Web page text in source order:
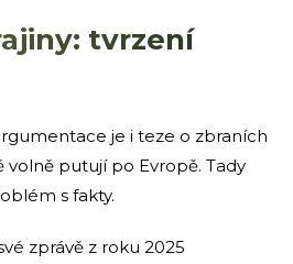
tvrzení
je i teze o zbraních
volně putují po Evropě. Tady
s fakty.
zprávě z roku 2025